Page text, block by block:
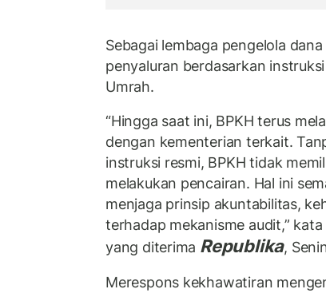
Sebagai lembaga pengelola
penyaluran berdasarkan
Umrah.
“Hingga saat ini, BPKH terus
dengan kementerian terkait.
instruksi resmi, BPKH tidak
melakukan pencairan. Hal ini
menjaga prinsip akuntabilitas,
terhadap mekanisme audit,”
yang diterima Republika,
Merespons kekhawatiran